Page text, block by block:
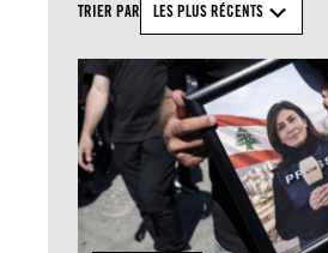
TRIER PAR LES PLUS RÉCENTS